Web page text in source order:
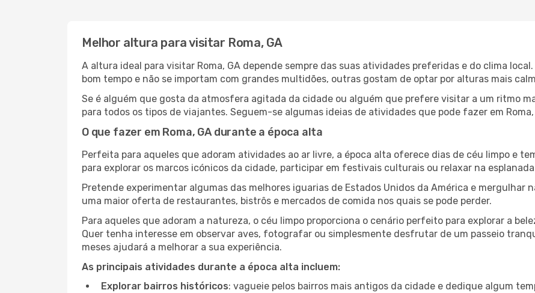
Melhor altura para visitar Roma, GA
A altura ideal para visitar Roma, GA depende sempre das suas atividades preferidas e do clima
bom tempo e não se importam com grandes multidões, outras gostam de optar por alturas mais
Se é alguém que gosta da atmosfera agitada da cidade ou alguém que prefere visitar a um ritmo
para todos os tipos de viajantes. Seguem-se algumas ideias de atividades que pode fazer em
O que fazer em Roma, GA durante a época alta
Perfeita para aqueles que adoram atividades ao ar livre, a época alta oferece dias de céu limpo e
para explorar os marcos icónicos da cidade, participar em festivais culturais ou relaxar na
Pretende experimentar algumas das melhores iguarias de Estados Unidos da América e mergulhar
uma maior oferta de restaurantes, bistrôs e mercados de comida nos quais se pode perder.
Para aqueles que adoram a natureza, o céu limpo proporciona o cenário perfeito para explorar a
Quer tenha interesse em observar aves, fotografar ou simplesmente desfrutar de um passeio
meses ajudará a melhorar a sua experiência.
As principais atividades durante a época alta incluem:
Explorar bairros históricos: vagueie pelos bairros mais antigos da cidade e dedique algum